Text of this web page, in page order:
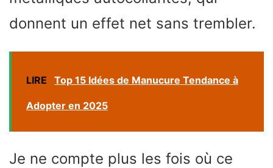
donnent un effet net sans trembler.
LIRE Top 15 Idées de Manucure Tendance à
Adopter en 2025
Je ne compte plus les fois où ce